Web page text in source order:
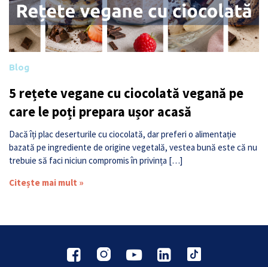
Blog
5 rețete vegane cu ciocolată vegană pe
care le poți prepara ușor acasă
Dacă îți plac deserturile cu ciocolată, dar preferi o alimentație
bazată pe ingrediente de origine vegetală, vestea bună este că nu
trebuie să faci niciun compromis în privința […]
Citește mai mult »